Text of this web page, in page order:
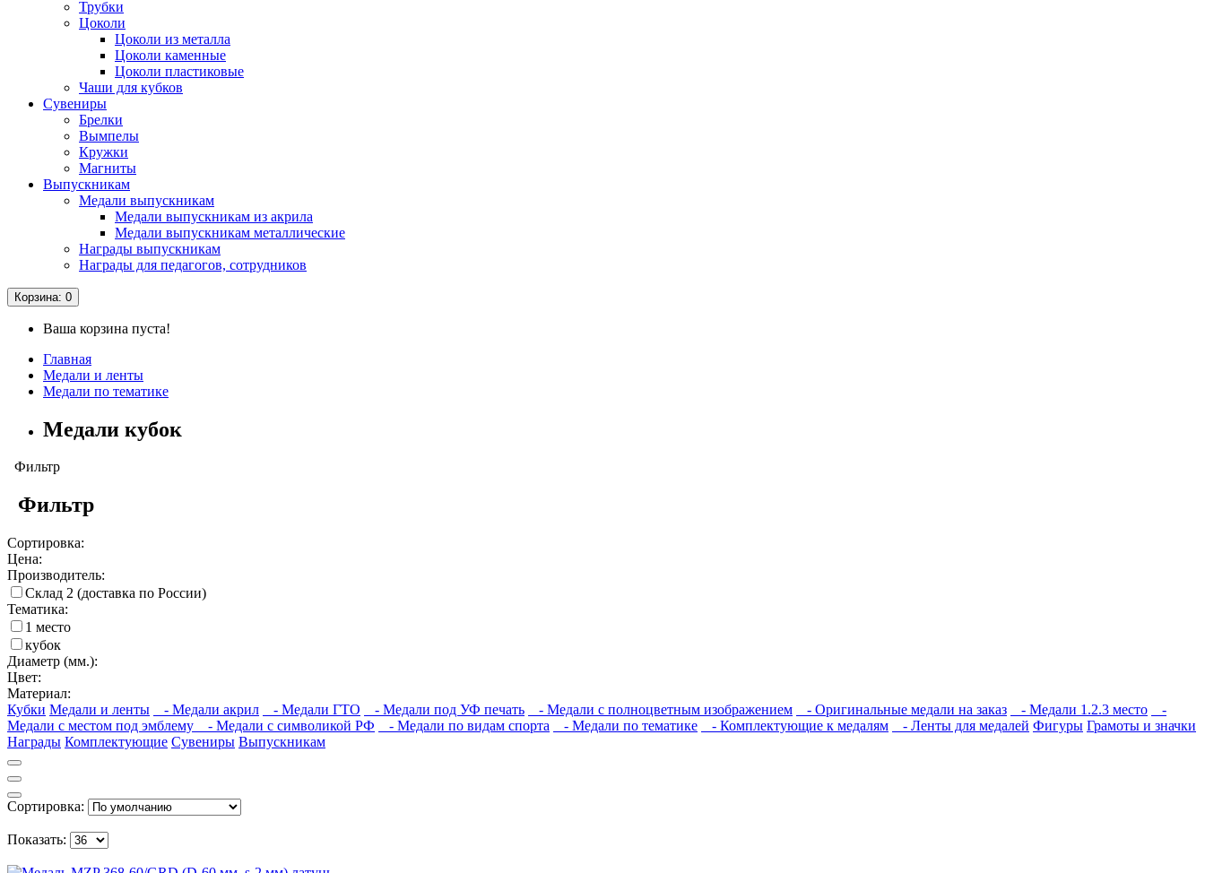
Трубки
Цоколи
Цоколи из металла
Цоколи каменные
Цоколи пластиковые
Чаши для кубков
Сувениры
Брелки
Вымпелы
Кружки
Магниты
Выпускникам
Медали выпускникам
Медали выпускникам из акрила
Медали выпускникам металлические
Награды выпускникам
Награды для педагогов, сотрудников
Корзина: 0
Ваша корзина пуста!
Главная
Медали и ленты
Медали по тематике
Медали кубок
Фильтр
Фильтр
Сортировка:
Цена:
Производитель:
Склад 2 (доставка по России)
Тематика:
1 место
кубок
Диаметр (мм.):
Цвет:
Материал:
Кубки Медали и ленты - Медали акрил - Медали ГТО - Медали под УФ печать - Медали с полноцветным изображением - Оригинальные медали на заказ - Медали 1.2.3 место
-
Медали с местом под эмблему
- Медали с символикой РФ - Медали по видам спорта - Медали по тематике - Комплектующие к медалям - Ленты для медалей Фигуры Грамоты и значки
Награды Комплектующие Сувениры Выпускникам
Сортировка:
Показать: